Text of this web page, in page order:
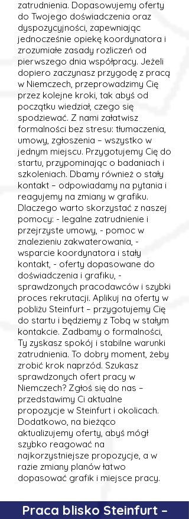
zatrudnienia. Dopasowujemy oferty
do Twojego doświadczenia oraz
dyspozycyjności, zapewniając
jednocześnie opiekę koordynatora i
zrozumiałe zasady rozliczeń od
pierwszego dnia współpracy. Jeżeli
dopiero zaczynasz przygodę z pracą
w Niemczech, przeprowadzimy Cię
przez kolejne kroki, tak abyś od
początku wiedział, czego się
spodziewać. Z nami załatwisz
formalności bez stresu: tłumaczenia,
umowy, zgłoszenia – wszystko w
jednym miejscu. Przygotujemy Cię do
startu, przypominając o badaniach i
szkoleniach. Dbamy również o stały
kontakt – odpowiadamy na pytania i
reagujemy na zmiany w grafiku.
Dlaczego warto skorzystać z naszej
pomocy: - legalne zatrudnienie i
przejrzyste umowy, - pomoc w
znalezieniu zakwaterowania, -
wsparcie koordynatora i stały
kontakt, - oferty dopasowane do
doświadczenia i grafiku, -
sprawdzonych pracodawców i szybki
proces rekrutacji. Aplikuj na oferty w
pobliżu Steinfurt – przygotujemy Cię
do startu i będziemy z Tobą w stałym
kontakcie. Zadbamy o formalności,
Ty zyskasz spokój i stabilne warunki
zatrudnienia. To dobry moment, żeby
zrobić krok naprzód. Szukasz
sprawdzonych ofert pracy w
Niemczech? Zgłoś się do nas –
przedstawimy Ci aktualne
propozycje w Steinfurt i okolicach.
Dodatkowo, na bieżąco
aktualizujemy oferty, abyś mógł
szybko reagować na
najkorzystniejsze propozycje, a w
razie zmiany planów łatwo
dopasować grafik i miejsce pracy.
Praca blisko Steinfurt –